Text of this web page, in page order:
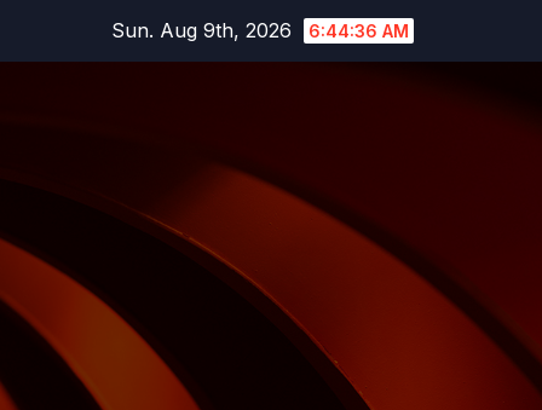
Sun. Aug 9th, 2026 6:44:37 AM